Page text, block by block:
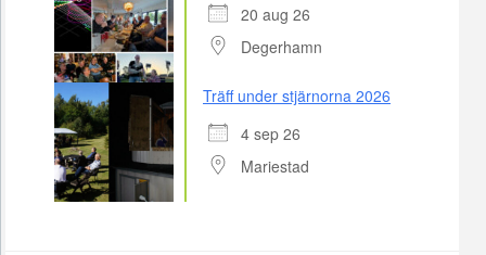
20 aug 26
Degerhamn
Träff under stjärnorna 2026
4 sep 26
Mariestad